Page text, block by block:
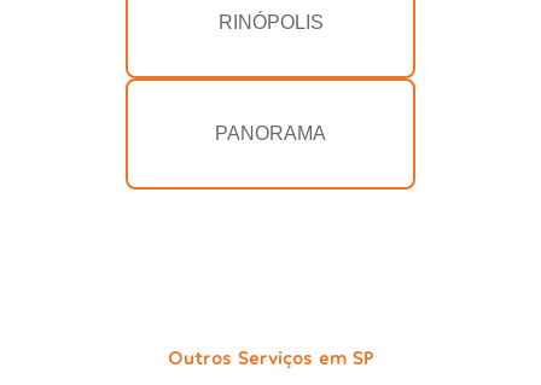
RINÓPOLIS
PANORAMA
Outros Serviços em SP